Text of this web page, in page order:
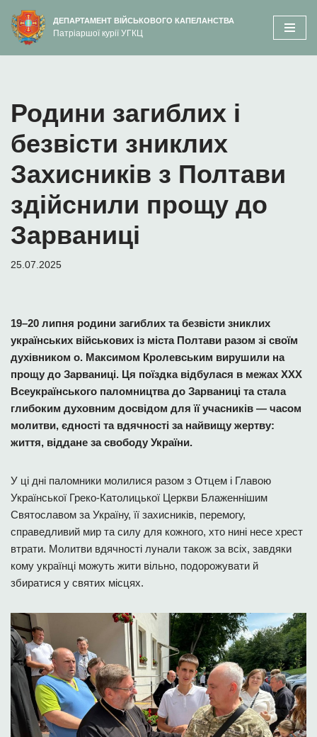
вмісту
Перейти
до
ДЕПАРТАМЕНТ ВІЙСЬКОВОГО КАПЕЛАНСТВА
Патріаршої курії УГКЦ
Родини загиблих і
безвісти зниклих
Захисників з Полтави
здійснили прощу до
Зарваниці
25.07.2025
19–20 липня родини загиблих та безвісти зниклих
українських військових із міста Полтави разом зі своїм
духівником о. Максимом Кролевським вирушили на
прощу до Зарваниці. Ця поїздка відбулася в межах ХХХ
Всеукраїнського паломництва до Зарваниці та стала
глибоким духовним досвідом для її учасників — часом
молитви, єдності та вдячності за найвищу жертву:
життя, віддане за свободу України.
У ці дні паломники молилися разом з Отцем і Главою
Української Греко-Католицької Церкви Блаженнішим
Святославом за Україну, її захисників, перемогу,
справедливий мир та силу для кожного, хто нині несе хрест
втрати. Молитви вдячності лунали також за всіх, завдяки
кому українці можуть жити вільно, подорожувати й
збиратися у святих місцях.